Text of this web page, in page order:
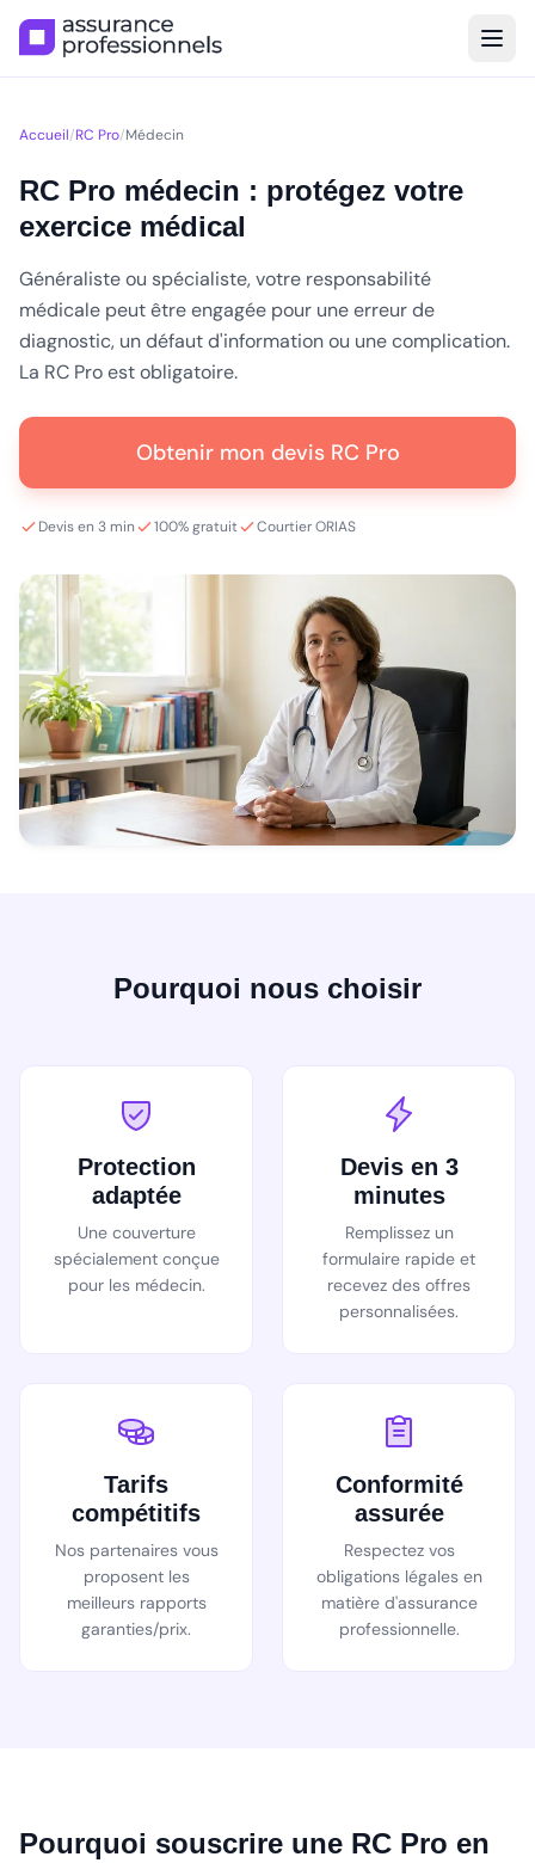
Accueil/RC Pro/Médecin
RC Pro médecin : protégez votre
exercice médical
Généraliste ou spécialiste, votre responsabilité
médicale peut être engagée pour une erreur de
diagnostic, un défaut d'information ou une complication.
La RC Pro est obligatoire.
Obtenir mon devis RC Pro
Devis en 3 min 100% gratuit Courtier ORIAS
Pourquoi nous choisir
Protection
adaptée
Une couverture
spécialement conçue
pour les médecin.
Devis en 3
minutes
Remplissez un
formulaire rapide et
recevez des offres
personnalisées.
Tarifs
compétitifs
Nos partenaires vous
proposent les
meilleurs rapports
garanties/prix.
Conformité
assurée
Respectez vos
obligations légales en
matière d'assurance
professionnelle.
Pourquoi souscrire une RC Pro en